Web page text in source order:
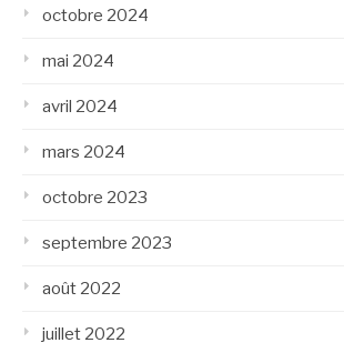
octobre 2024
mai 2024
avril 2024
mars 2024
octobre 2023
septembre 2023
août 2022
juillet 2022